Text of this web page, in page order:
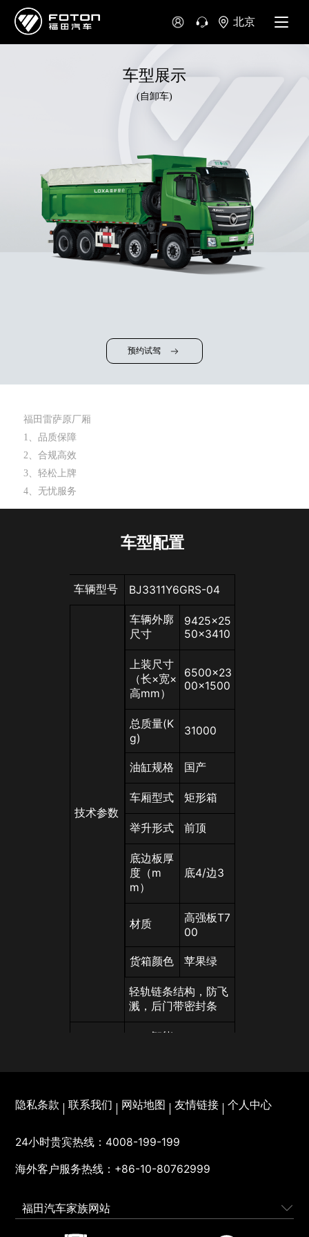
北京
车型展示
(自卸车)
预约试驾
福田雷萨原厂厢
1、品质保障
2、合规高效
3、轻松上牌
4、无忧服务
车型配置
车辆型号 BJ3311Y6GRS-04
技术参数
车辆外廓
尺寸
9425×25
上装尺寸
（长×宽×
高mm）
6500×23
总质量(K
g)
31000
油缸规格 国产
车厢型式 矩形箱
举升形式 前顶
底边板厚
度（m
m）
底4/边3
材质
高强板T7
00
货箱颜色 苹果绿
轻轨链条结构，防飞
溅，后门带密封条
一、智能
准、可靠、安全方面
理，保证渣土车在指
隐私条款 联系我们 网站地图 友情链接 个人中心
24小时贵宾热线： 4008-199-199
海外客户服务热线： +86-10-80762999
福田汽车家族网站